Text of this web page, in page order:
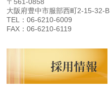
大阪府豊中市服部西町2-15-32-B
TEL：06-6210-6009
FAX：06-6210-6119